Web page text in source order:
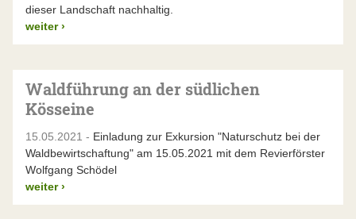
dieser Landschaft nachhaltig.
weiter ›
Waldführung an der südlichen
Kösseine
15.05.2021 - Einladung zur Exkursion "Naturschutz bei der
Waldbewirtschaftung" am 15.05.2021 mit dem Revierförster
Wolfgang Schödel
weiter ›